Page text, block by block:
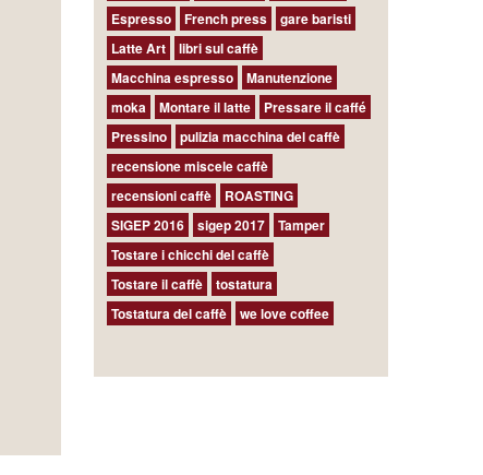
Espresso
French press
gare baristi
Latte Art
libri sul caffè
Macchina espresso
Manutenzione
moka
Montare il latte
Pressare il caffé
Pressino
pulizia macchina del caffè
recensione miscele caffè
recensioni caffè
ROASTING
SIGEP 2016
sigep 2017
Tamper
Tostare i chicchi del caffè
Tostare il caffè
tostatura
Tostatura del caffè
we love coffee